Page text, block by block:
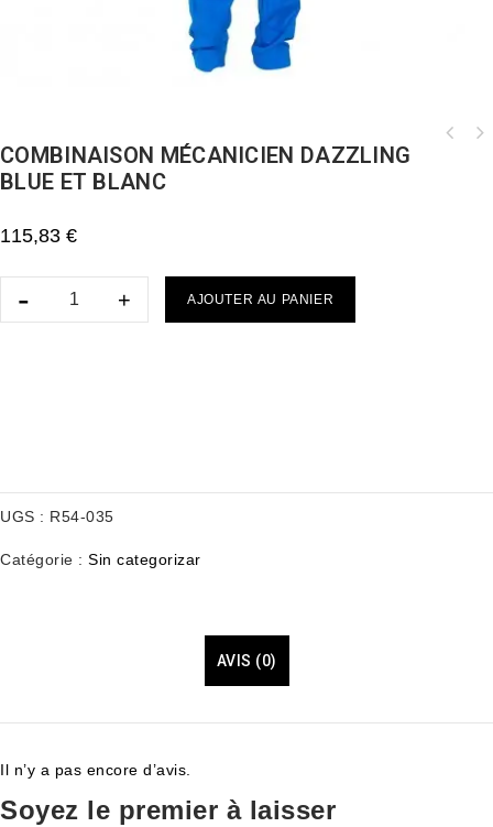
COMBINAISON MÉCANICIEN DAZZLING
BLUE ET BLANC
115,83 €
AJOUTER AU PANIER
UGS : R54-035
Catégorie : Sin categorizar
AVIS (0)
Il n’y a pas encore d’avis.
Soyez le premier à laisser